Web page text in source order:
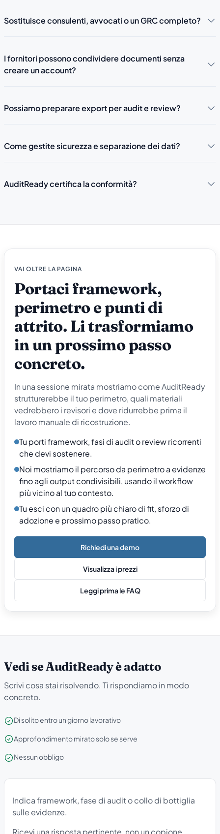
Sostituisce consulenti, avvocati o un GRC completo?
I fornitori possono condividere documenti senza
creare un account?
Possiamo preparare export per audit e review?
Come gestite sicurezza e separazione dei dati?
AuditReady certifica la conformità?
VAI OLTRE LA PAGINA
Portaci framework,
perimetro e punti di
attrito. Li trasformiamo
in un prossimo passo
concreto.
In una sessione mirata mostriamo come AuditReady
strutturerebbe il tuo perimetro, quali materiali
vedrebbero i revisori e dove ridurrebbe prima il
lavoro manuale di ricostruzione.
Tu porti framework, fasi di audit o review ricorrenti
che devi sostenere.
Noi mostriamo il percorso da perimetro a evidenze
fino agli output condivisibili, usando il workflow
più vicino al tuo contesto.
Tu esci con un quadro più chiaro di fit, sforzo di
adozione e prossimo passo pratico.
Richiedi una demo
Visualizza i prezzi
Leggi prima le FAQ
Vedi se AuditReady è adatto
Scrivi cosa stai risolvendo. Ti rispondiamo in modo
concreto.
Di solito entro un giorno lavorativo
Approfondimento mirato solo se serve
Nessun obbligo
Indica framework, fase di audit o collo di bottiglia
sulle evidenze.
Ricevi una risposta pertinente, non un copione